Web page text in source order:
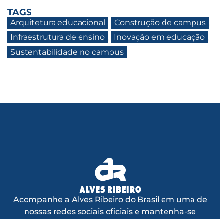
TAGS
Arquitetura educacional Construção de campus
Infraestrutura de ensino
Inovação em educação
Sustentabilidade no campus
Acompanhe a Alves Ribeiro do Brasil em uma de
nossas redes sociais oficiais e mantenha-se